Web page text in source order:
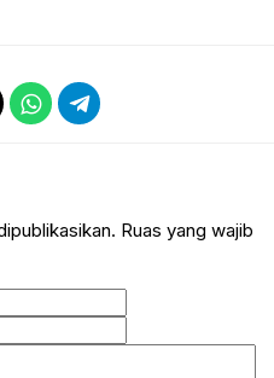
Ruas yang wajib